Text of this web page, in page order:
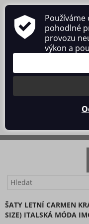
O nás Obchodní
NOVINKY
AKCE
ŠATY LETNÍ CARMEN
SIZE) ITALSKÁ MÓDA
Používáme
pohodlné
provozu
výkon a